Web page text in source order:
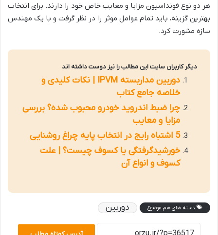
هر دو نوع فونداسیون مزایا و معایب خاص خود را دارند. برای انتخاب
بهترین گزینه، باید تمام عوامل موثر را در نظر گرفت و با یک مهندس
سازه مشورت کرد.
دیگر کاربران سایت این مطالب را نیز دوست داشته اند
دوربین مداربسته IPVM | نکات کلیدی و
خلاصه جامع کتاب
چرا ضبط اندروید خودرو محبوب شده؟ بررسی
مزایا و معایب
5 اشتباه رایج در انتخاب پایه چراغ روشنایی
خورشیدگرفتگی یا کسوف چیست؟ | علت
کسوف و انواع آن
دسته های هم موضوع دوربین